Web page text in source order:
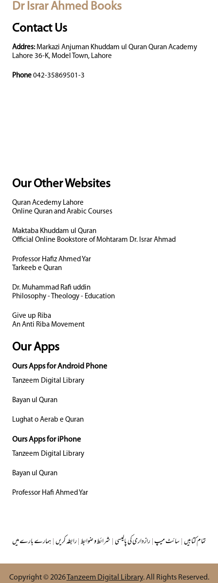
Dr Israr Ahmed Books
Contact Us
Addres: Markazi Anjuman Khuddam ul Quran Quran Academy
Lahore 36-K, Model Town, Lahore
Phone 042-35869501-3
Our Other Websites
Quran Acedemy Lahore
Online Quran and Arabic Courses
Maktaba Khuddam ul Quran
Official Online Bookstore of Mohtaram Dr. Israr Ahmad
Professor Hafiz Ahmed Yar
Tarkeeb e Quran
Dr. Muhammad Rafi uddin
Philosophy - Theology - Education
Give up Riba
An Anti Riba Movement
Our Apps
Ours Apps for Android Phone
Tanzeem Digital Library
Bayan ul Quran
Lughat o Aerab e Quran
Ours Apps for iPhone
Tanzeem Digital Library
Bayan ul Quran
Professor Hafi Ahmed Yar
ہمارے بارے میں|رابطہ کریں|شرائط و ضوابط|رازداری کی پالیسی|سائٹ میپ|تمام کتابیں
Copyright © 2026Tanzeem Digital Library. All Rights Reserved.